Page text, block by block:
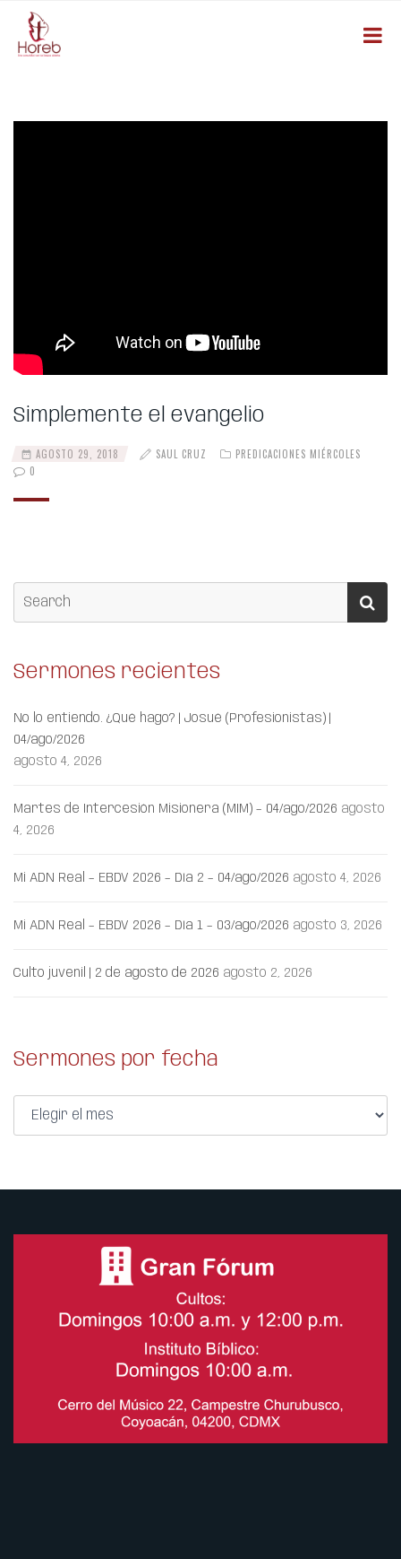
Simplemente el evangelio
AGOSTO 29, 2018 SAUL CRUZ
PREDICACIONES MIÉRCOLES
0
Sermones recientes
No lo entiendo. ¿Qué hago? | Josué (Profesionistas) |
04/ago/2026
agosto 4, 2026
Martes de Intercesión Misionera (MIM) – 04/ago/2026 agosto
4, 2026
Mi ADN Real – EBDV 2026 – Día 2 – 04/ago/2026 agosto 4, 2026
Mi ADN Real – EBDV 2026 – Día 1 – 03/ago/2026 agosto 3, 2026
Culto juvenil | 2 de agosto de 2026 agosto 2, 2026
Sermones por fecha